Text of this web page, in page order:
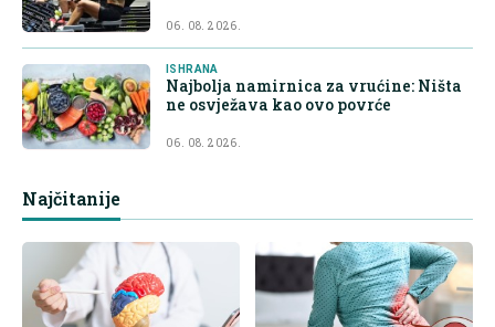
06. 08. 2026.
ISHRANA
Najbolja namirnica za vrućine: Ništa
ne osvježava kao ovo povrće
06. 08. 2026.
Najčitanije